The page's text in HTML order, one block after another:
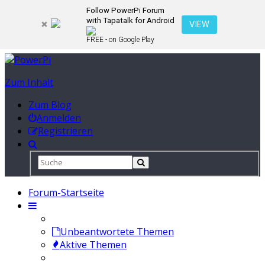
Follow PowerPi Forum
with Tapatalk for Android
FREE - on Google Play
VIEW
Zum Inhalt
Zum Blog
Anmelden
Registrieren
Forum-Startseite
Unbeantwortete Themen
Aktive Themen